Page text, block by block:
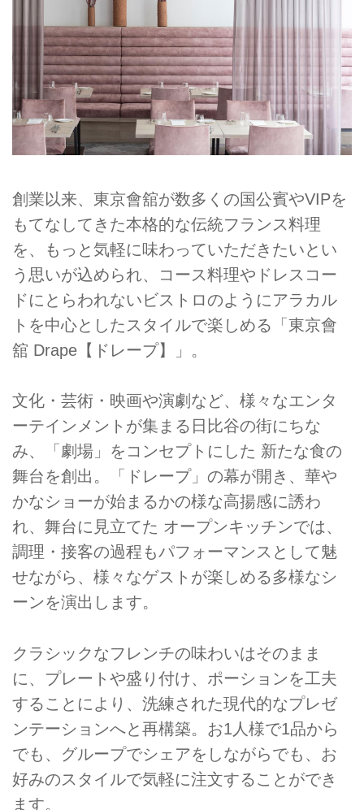
創業以来、東京會舘が数多くの国公賓やVIPを
もてなしてきた本格的な伝統フランス料理
を、もっと気軽に味わっていただきたいとい
う思いが込められ、コース料理やドレスコー
ドにとらわれないビストロのようにアラカル
トを中心としたスタイルで楽しめる「東京會
舘 Drape【ドレープ】」。
文化・芸術・映画や演劇など、様々なエンタ
ーテインメントが集まる日比谷の街にちな
み、「劇場」をコンセプトにした 新たな食の
舞台を創出。「ドレープ」の幕が開き、華や
かなショーが始まるかの様な高揚感に誘わ
れ、舞台に見立てた オープンキッチンでは、
調理・接客の過程もパフォーマンスとして魅
せながら、様々なゲストが楽しめる多様なシ
ーンを演出します。
クラシックなフレンチの味わいはそのまま
に、プレートや盛り付け、ポーションを工夫
することにより、洗練された現代的なプレゼ
ンテーションへと再構築。お1人様で1品から
でも、グループでシェアをしながらでも、お
好みのスタイルで気軽に注文することができ
ます。